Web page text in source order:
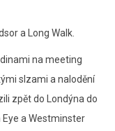
a Long Walk.
na meeting
slzami a nalodění
zpět do Londýna do
a Westminster